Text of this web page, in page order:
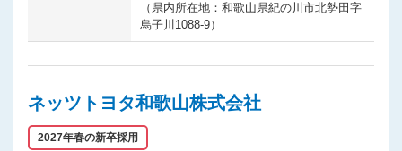
（県内所在地：和歌山県紀の川市北勢田字
烏子川1088-9）
ネッツトヨタ和歌山株式会社
2027年春の新卒採用